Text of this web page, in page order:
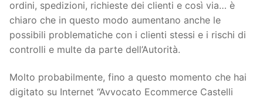
ordini, spedizioni, richieste dei clienti e così via… è
chiaro che in questo modo aumentano anche le
possibili problematiche con i clienti stessi e i rischi di
controlli e multe da parte dell’Autorità.
Molto probabilmente, fino a questo momento che hai
digitato su Internet “Avvocato Ecommerce Castelli